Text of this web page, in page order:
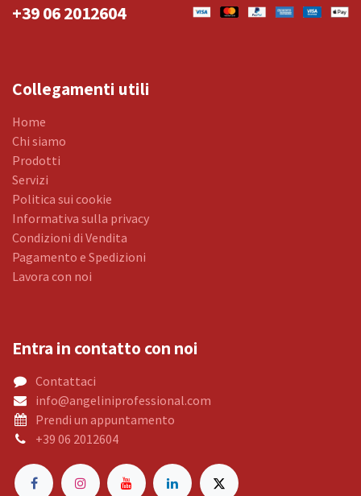
+39 06 2012604
Collegamenti utili
Home
Chi siamo
Prodotti
Servizi
Politica sui cookie
Informativa sulla privacy
Condizioni di Vendita
Pagamento e Spedizioni
Lavora con noi
Entra in contatto con noi
Contattaci
info@angeliniprofessional.com
Prendi un appuntamento
+39 06 2012604